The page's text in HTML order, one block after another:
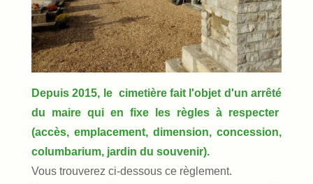
Depuis 2015, le cimetière fait l'objet d'un arrêté
du maire qui en fixe les règles à respecter
(accès, emplacement, dimension, concession,
columbarium, jardin du souvenir).
Vous trouverez ci-dessous ce règlement.